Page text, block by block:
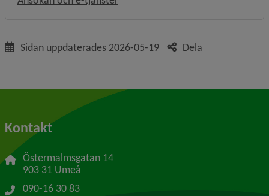
Sidan uppdaterades 2026-05-19 Dela
Kontakt
Östermalmsgatan 14
903 31 Umeå
090-16 30 83